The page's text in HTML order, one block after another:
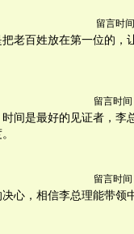
留言时
老百姓放在第一位的，
留言时间
间是最好的见证者，李
留言时间
心，相信李总理能带领